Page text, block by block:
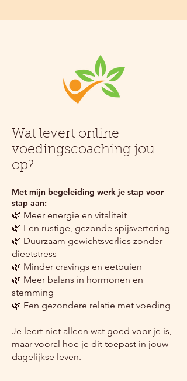
Wat levert online
voedingscoaching jou
op?
Met mijn begeleiding werk je stap voor
stap aan:
🌿 Meer energie en vitaliteit
🌿 Een rustige, gezonde spijsvertering
🌿 Duurzaam gewichtsverlies zonder
dieetstress
🌿 Minder cravings en eetbuien
🌿 Meer balans in hormonen en
stemming
🌿 Een gezondere relatie met voeding
Je leert niet alleen wat goed voor je is,
maar vooral hoe je dit toepast in jouw
dagelijkse leven.